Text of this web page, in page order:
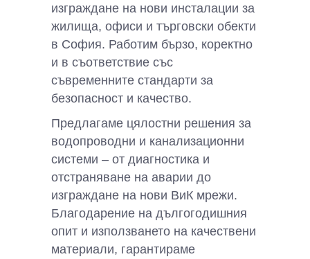
изграждане на нови инсталации за
жилища, офиси и търговски обекти
в София. Работим бързо, коректно
и в съответствие със
съвременните стандарти за
безопасност и качество.
Предлагаме цялостни решения за
водопроводни и канализационни
системи – от диагностика и
отстраняване на аварии до
изграждане на нови ВиК мрежи.
Благодарение на дългогодишния
опит и използването на качествени
материали, гарантираме